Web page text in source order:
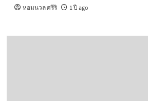
หอมนวล ศรีริ 1 ปี ago